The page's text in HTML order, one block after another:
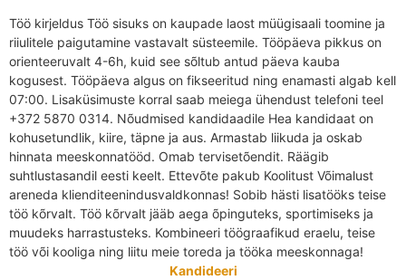
Töö kirjeldus Töö sisuks on kaupade laost müügisaali toomine ja
riiulitele paigutamine vastavalt süsteemile. Tööpäeva pikkus on
orienteeruvalt 4-6h, kuid see sõltub antud päeva kauba
kogusest. Tööpäeva algus on fikseeritud ning enamasti algab kell
07:00. Lisaküsimuste korral saab meiega ühendust telefoni teel
+372 5870 0314. Nõudmised kandidaadile Hea kandidaat on
kohusetundlik, kiire, täpne ja aus. Armastab liikuda ja oskab
hinnata meeskonnatööd. Omab tervisetõendit. Räägib
suhtlustasandil eesti keelt. Ettevõte pakub Koolitust Võimalust
areneda klienditeenindusvaldkonnas! Sobib hästi lisatööks teise
töö kõrvalt. Töö kõrvalt jääb aega õpinguteks, sportimiseks ja
muudeks harrastusteks. Kombineeri töögraafikud eraelu, teise
töö või kooliga ning liitu meie toreda ja tööka meeskonnaga!
Kandideeri